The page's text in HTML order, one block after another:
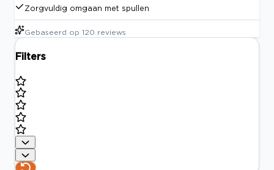
Zorgvuldig omgaan met spullen
Gebaseerd op 120 reviews
Filters